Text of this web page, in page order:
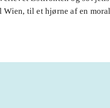
Wien, til et hjørne af en